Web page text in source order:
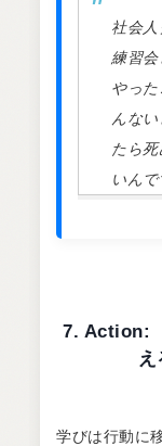
社会
練習
やっ
んな
たら
いんで
7. Action:
学びは行動に